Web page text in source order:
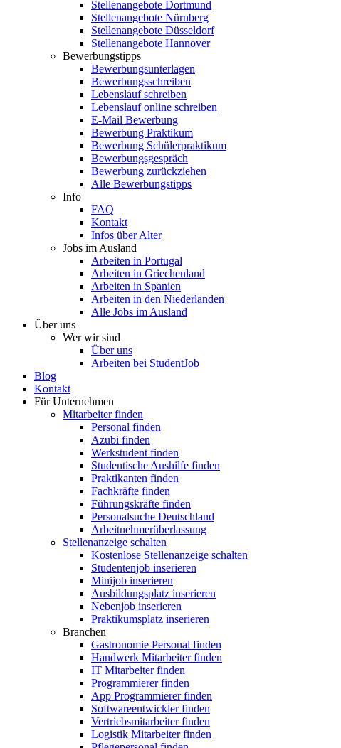
Stellenangebote Dortmund
Stellenangebote Nürnberg
Stellenangebote Düsseldorf
Stellenangebote Hannover
Bewerbungstipps
Bewerbungsunterlagen
Bewerbungsschreiben
Lebenslauf schreiben
Lebenslauf online schreiben
E-Mail Bewerbung
Bewerbung Praktikum
Bewerbung Schülerpraktikum
Bewerbungsgespräch
Bewerbung zurückziehen
Alle Bewerbungstipps
Info
FAQ
Kontakt
Infos über Alter
Jobs im Ausland
Arbeiten in Portugal
Arbeiten in Griechenland
Arbeiten in Spanien
Arbeiten in den Niederlanden
Alle Jobs im Ausland
Über uns
Wer wir sind
Über uns
Arbeiten bei StudentJob
Blog
Kontakt
Für Unternehmen
Mitarbeiter finden
Personal finden
Azubi finden
Werkstudent finden
Studentische Aushilfe finden
Praktikanten finden
Fachkräfte finden
Führungskräfte finden
Personalsuche Deutschland
Arbeitnehmerüberlassung
Stellenanzeige schalten
Kostenlose Stellenanzeige schalten
Studentenjob inserieren
Minijob inserieren
Ausbildungsplatz inserieren
Nebenjob inserieren
Praktikumsplatz inserieren
Branchen
Gastronomie Personal finden
Handwerk Mitarbeiter finden
IT Mitarbeiter finden
Programmierer finden
App Programmierer finden
Softwareentwickler finden
Vertriebsmitarbeiter finden
Logistik Mitarbeiter finden